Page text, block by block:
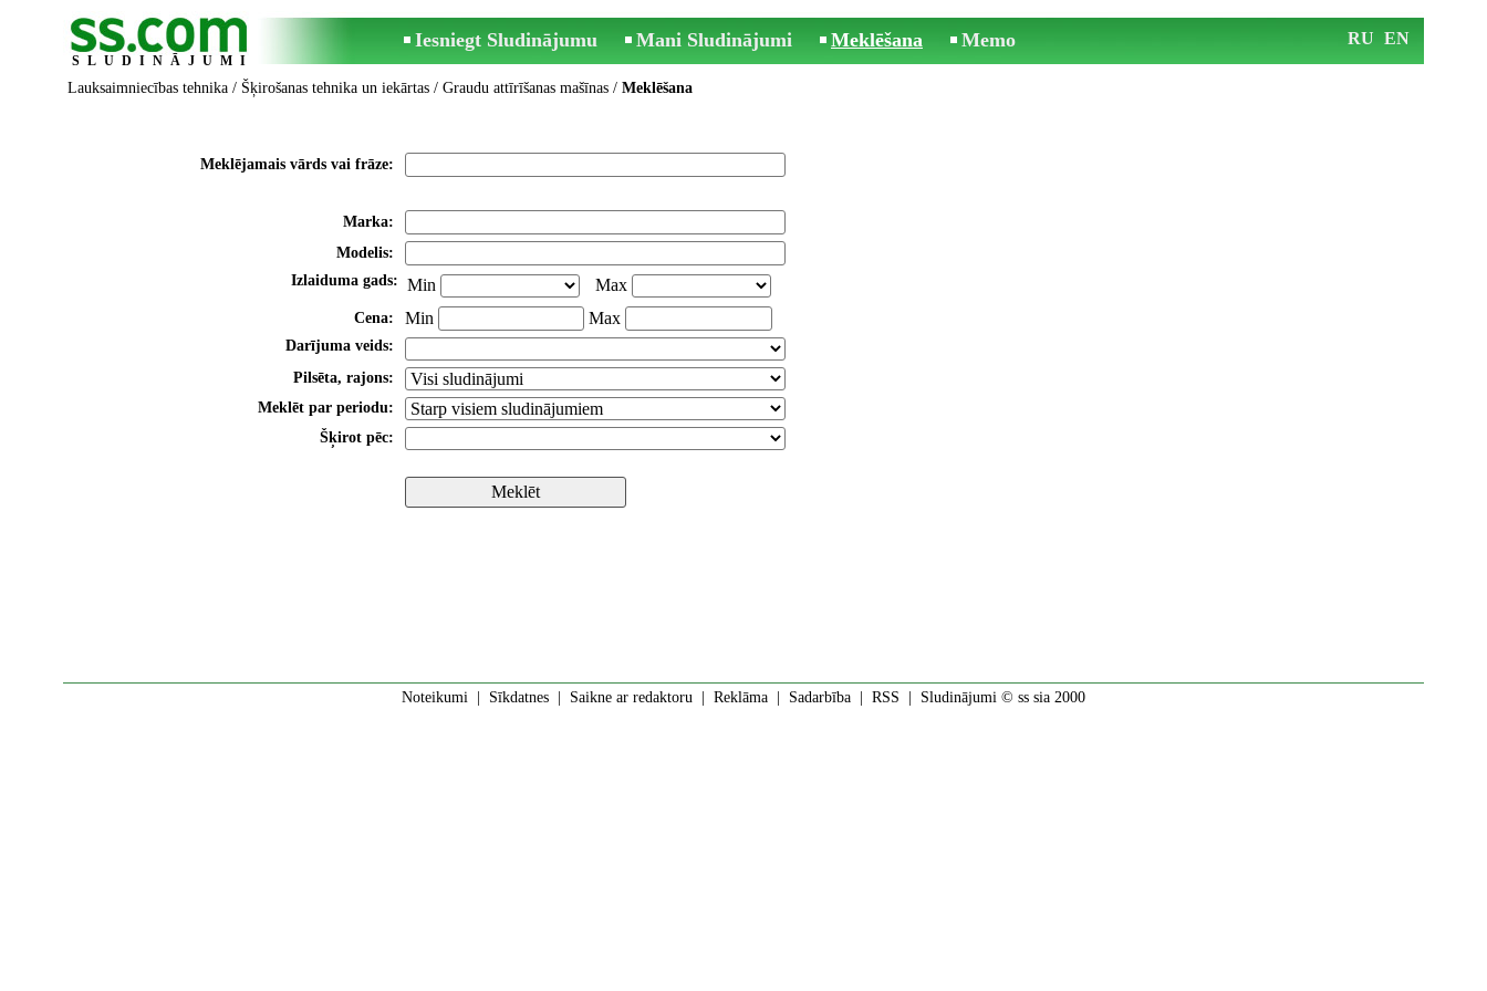
SLUDINĀJUMI
Iesniegt Sludinājumu Mani Sludinājumi Meklēšana Memo RU EN
Lauksaimniecības tehnika / Šķirošanas tehnika un iekārtas / Graudu attīrīšanas mašīnas / Meklēšana
Meklējamais vārds vai frāze:
Marka:
Modelis:
Izlaiduma gads: Min Max
Cena: Min Max
Darījuma veids:
Pilsēta, rajons:
Meklēt par periodu:
Šķirot pēc:
Noteikumi Sīkdatnes Saikne ar redaktoru Reklāma Sadarbība RSS | Sludinājumi © ss sia 2000